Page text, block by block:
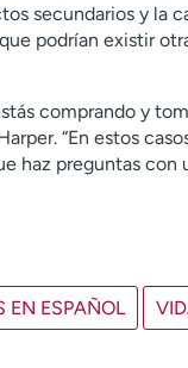
secundarios y la
podrían existir
comprando y
“En estos
haz preguntas con
EN ESPAÑOL